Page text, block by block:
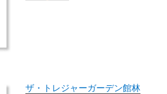
ザ・トレジャーガーデン館林